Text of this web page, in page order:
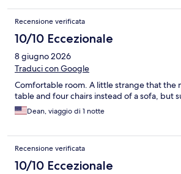
Recensione verificata
10/10 Eccezionale
8 giugno 2026
Traduci con Google
Comfortable room. A little strange that the
table and four chairs instead of a sofa, but
Dean, viaggio di 1 notte
Recensione verificata
10/10 Eccezionale